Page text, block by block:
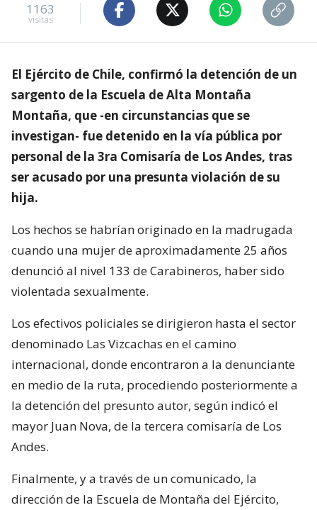
1163
visitas
El Ejército de Chile, confirmó la detención de un
sargento de la Escuela de Alta Montaña
Montaña, que -en circunstancias que se
investigan- fue detenido en la vía pública por
personal de la 3ra Comisaría de Los Andes, tras
ser acusado por una presunta violación de su
hija.
Los hechos se habrían originado en la madrugada
cuando una mujer de aproximadamente 25 años
denunció al nivel 133 de Carabineros, haber sido
violentada sexualmente.
Los efectivos policiales se dirigieron hasta el sector
denominado Las Vizcachas en el camino
internacional, donde encontraron a la denunciante
en medio de la ruta, procediendo posteriormente a
la detención del presunto autor, según indicó el
mayor Juan Nova, de la tercera comisaría de Los
Andes.
Finalmente, y a través de un comunicado, la
dirección de la Escuela de Montaña del Ejército,